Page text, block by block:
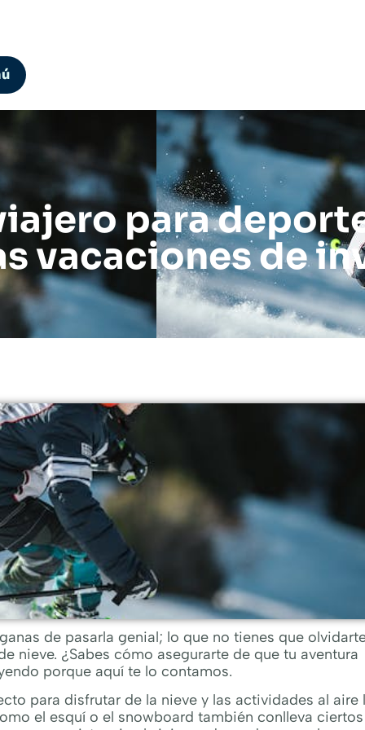
para
vacaciones de
de pasarla genial; lo que no tienes que
nieve. ¿Sabes cómo asegurarte de que tu aventura
porque aquí te lo contamos.
para disfrutar de la nieve y las actividades al aire
el esquí o el snowboard también conlleva ciertos